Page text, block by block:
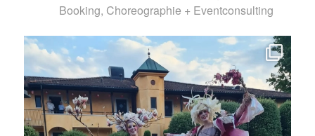
Booking, Choreographie + Eventconsulting